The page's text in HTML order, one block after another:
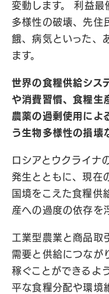
変動します。 利益最
多様性の破壊、先住
餓、病気といった、
ます。
世界の食糧供給シス
や消費習慣、食糧生
農薬の過剰使用によ
う生物多様性の損壊
ロシアとウクライナ
発生とともに、現在
国境をこえた食糧供
産への過度の依存を
工業型農業と商品取
需要と供給につなが
稼ぐことができるよ
平な食糧分配や環境